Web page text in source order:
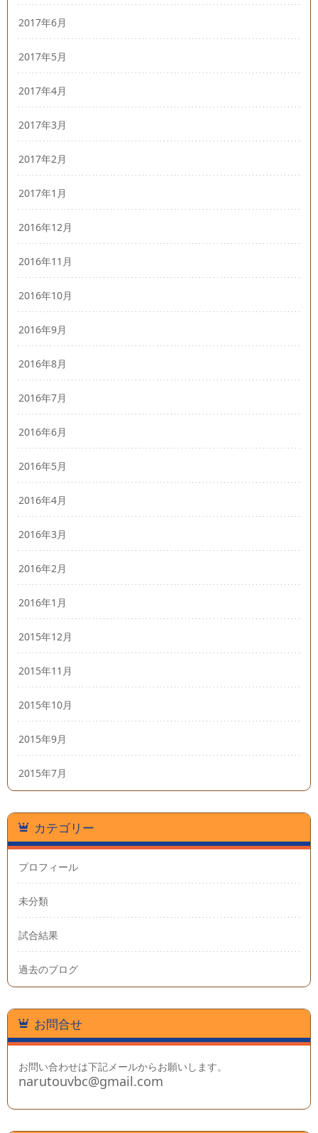
2017年6月
2017年5月
2017年4月
2017年3月
2017年2月
2017年1月
2016年12月
2016年11月
2016年10月
2016年9月
2016年8月
2016年7月
2016年6月
2016年5月
2016年4月
2016年3月
2016年2月
2016年1月
2015年12月
2015年11月
2015年10月
2015年9月
2015年7月
カテゴリー
プロフィール
未分類
試合結果
過去のブログ
お問合せ
お問い合わせは下記メールからお願いします。
narutouvbc@gmail.com